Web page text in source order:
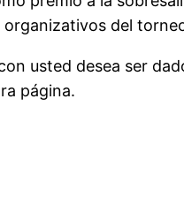
del
usted desea ser
página.